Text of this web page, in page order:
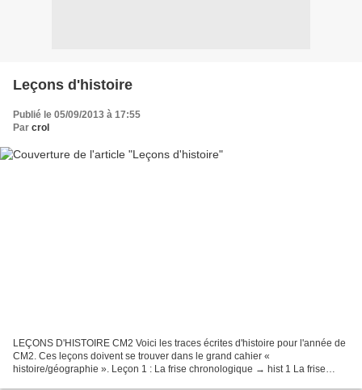
Leçons d'histoire
Publié le 05/09/2013 à 17:55
Par crol
LEÇONS D'HISTOIRE CM2 Voici les traces écrites d'histoire pour l'année de
CM2. Ces leçons doivent se trouver dans le grand cahier «
histoire/géographie ». Leçon 1 : La frise chronologique → hist 1 La frise